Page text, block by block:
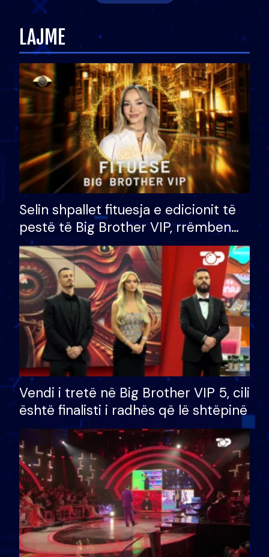
LAJME
Selin shpallet fituesja e edicionit të
pestë të Big Brother VIP, rrëmben
çmimin e madh prej 100 mijë eurosh
Vendi i tretë në Big Brother VIP 5, cili
është finalisti i radhës që lë shtëpinë